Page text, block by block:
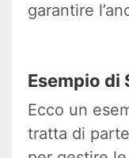
garantire
Esempio di
Ecco un
tratta di